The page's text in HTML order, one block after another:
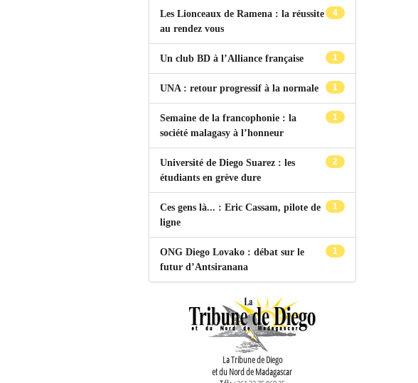
4
Les Lionceaux de Ramena : la réussite
au rendez vous
1
Un club BD à l’Alliance française
1
UNA : retour progressif à la normale
1
Semaine de la francophonie : la
société malagasy à l’honneur
2
Université de Diego Suarez : les
étudiants en grève dure
1
Ces gens là... : Eric Cassam, pilote de
ligne
1
ONG Diego Lovako : débat sur le
futur d’Antsiranana
La Tribune de Diego
et du Nord de Madagascar